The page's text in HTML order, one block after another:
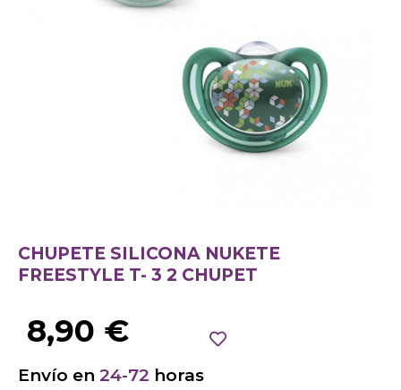
CHUPETE SILICONA NUKETE
FREESTYLE T- 3 2 CHUPET
8,90 €
Envío en 24-72 horas